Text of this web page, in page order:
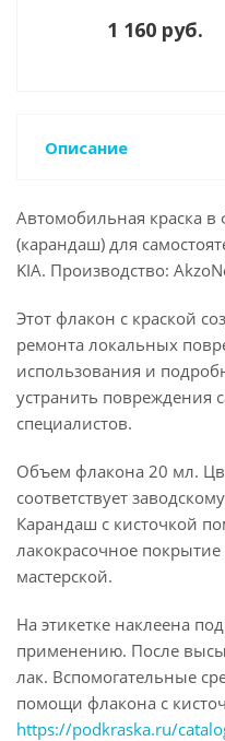
1 160 руб.
Описание
Автомобильная краска в
(карандаш) для
KIA. Производство:
Этот флакон с краской
ремонта локальных
использования и
устранить повреждения
специалистов.
Объем флакона 20 мл.
соответствует
Карандаш с кисточкой
лакокрасочное
мастерской.
На этикетке наклеена
применению. После
лак. Вспомогательные
помощи флакона с
https://podkraska.ru/